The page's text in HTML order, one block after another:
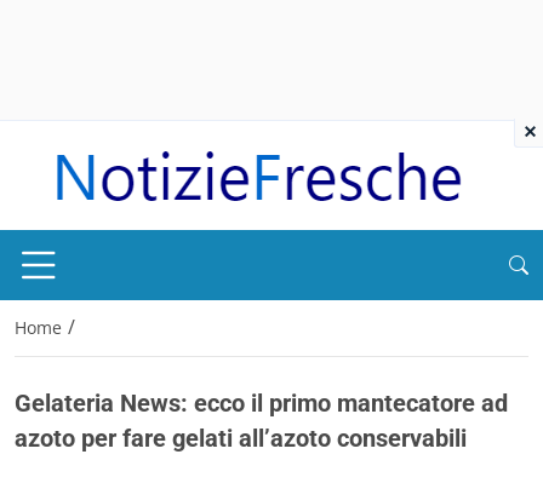
Home /
Gelateria News: ecco il primo mantecatore ad
azoto per fare gelati all’azoto conservabili
×